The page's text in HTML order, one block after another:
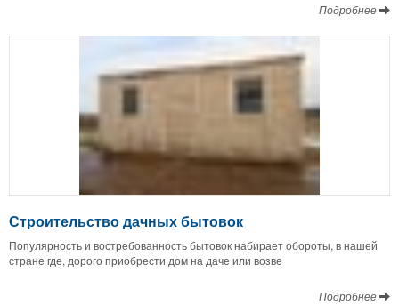
Подробнее
Строительство дачных бытовок
Популярность и востребованность бытовок набирает обороты, в нашей
стране где, дорого приобрести дом на даче или возве
Подробнее